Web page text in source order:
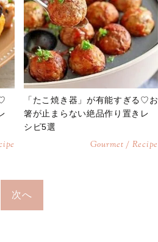
「たこ焼き器」が有能すぎる♡お
箸が止まらない絶品作り置きレ
シピ5選
Gourmet / Recipe
次へ